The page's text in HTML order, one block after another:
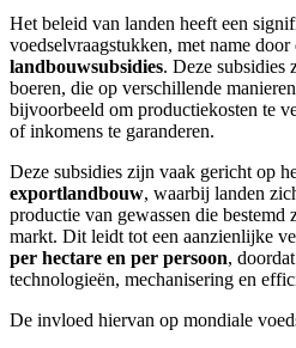
Het beleid van landen heeft een
voedselvraagstukken, met name door
landbouwsubsidies. Deze subsidies
boeren, die op verschillende
bijvoorbeeld om productiekosten te
of inkomens te garanderen.
Deze subsidies zijn vaak gericht op
exportlandbouw, waarbij landen
productie van gewassen die
markt. Dit leidt tot een aanzienlijke
per hectare en per persoon,
technologieën, mechanisering en
De invloed hiervan op mondiale